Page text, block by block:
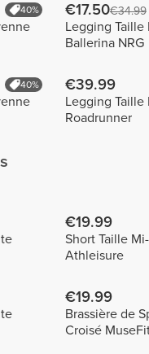
40% €17.50€34.99
Legging Taille
Ballerina NRG
40% €39.99
Legging Taille
Roadrunner
€19.99
Short Taille
Athleisure
€19.99
Brassière de
Croisé